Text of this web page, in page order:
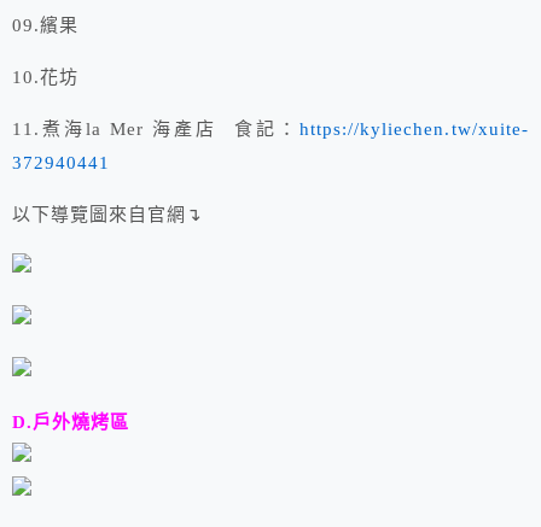
09.繽果
10.花坊
11.煮海la Mer 海產店 食記： https://kyliechen.tw/xuite-
372940441
以下導覽圖來自官網↴
D.戶外燒烤區